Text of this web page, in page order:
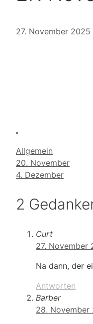
27. November 2025
Kategorien
Allgemein
20. November
4. Dezember
2
Curt
27. November
Na dann, der
Antworten
Barber
28. November